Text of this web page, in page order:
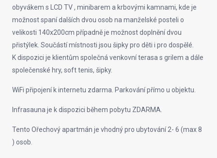
obyvákem s LCD TV , minibarem a krbovými kamnami, kde je
možnost spaní dalších dvou osob na manželské posteli o
velikosti 140x200cm případně je možnost doplnění dvou
přistýlek. Součástí místnosti jsou šipky pro děti i pro dospělé.
K dispozici je klientům společná venkovní terasa s grilem a dále
společenské hry, soft tenis, šipky.
WiFi připojení k internetu zdarma. Parkování přímo u objektu.
Infrasauna je k dispozici během pobytu ZDARMA.
Tento Ořechový apartmán je vhodný pro ubytování 2- 6 (max 8
) osob.